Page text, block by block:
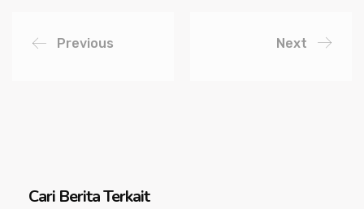
Previous Next
Cari Berita Terkait